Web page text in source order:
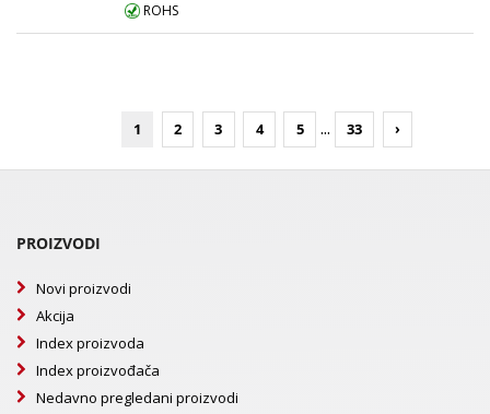
ROHS
1 2 3 4 5 ... 33 ›
PROIZVODI
Novi proizvodi
Akcija
Index proizvoda
Index proizvođača
Nedavno pregledani proizvodi